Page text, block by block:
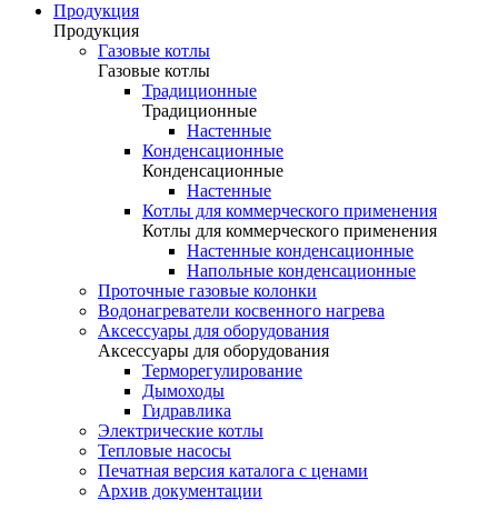
Продукция
Продукция
Газовые котлы
Газовые котлы
Традиционные
Традиционные
Настенные
Конденсационные
Конденсационные
Настенные
Котлы для коммерческого применения
Котлы для коммерческого применения
Настенные конденсационные
Напольные конденсационные
Проточные газовые колонки
Водонагреватели косвенного нагрева
Аксессуары для оборудования
Аксессуары для оборудования
Терморегулирование
Дымоходы
Гидравлика
Электрические котлы
Тепловые насосы
Печатная версия каталога с ценами
Архив документации